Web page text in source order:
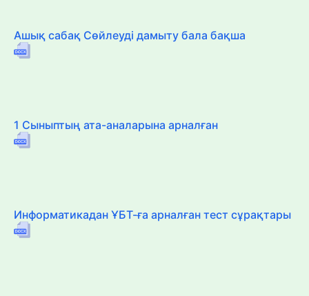
Ашық сабақ Сөйлеуді дамыту бала бақша
1 Сыныптың ата-аналарына арналған
Информатикадан ҰБТ-ға арналған тест сұрақтары